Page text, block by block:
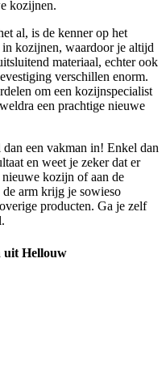
kozijnen.
al, is de kenner op het
kozijnen, waardoor je altijd
materiaal, echter ook
verschillen enorm.
om een kozijnspecialist
een prachtige nieuwe
een vakman in! Enkel dan
en weet je zeker dat er
nieuwe kozijn of aan de
arm krijg je sowieso
producten. Ga je zelf
uit Hellouw